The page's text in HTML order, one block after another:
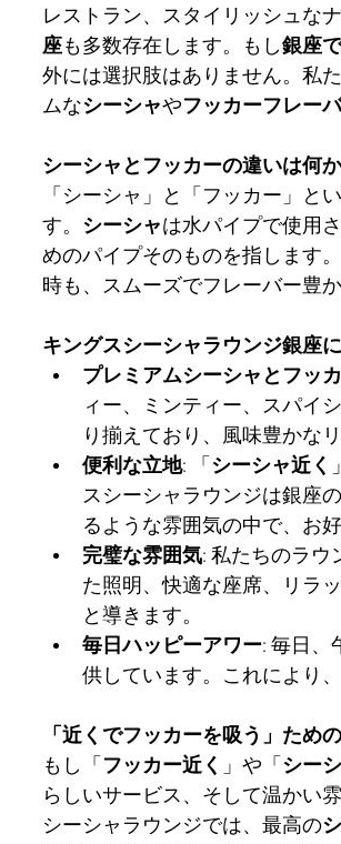
レストラン、スタイリッシュな
座も多数存在します。もし銀座
外には選択肢はありません。私
ムなシーシャやフッカーフレー
シーシャとフッカーの違いは何
「シーシャ」と「フッカー」と
す。 シーシャは水パイプで使用
めのパイプそのものを指します。
時も、スムーズでフレーバー豊
キングスシーシャラウンジ銀座
プレミアムシーシャとフッ
ィー、ミンティー、スパイ
り揃えており、風味豊かな
便利な立地: 「 シーシャ近く
スシーシャラウンジは銀座
るような雰囲気の中で、お
完璧な雰囲気: 私たちのラウ
た照明、快適な座席、リラ
と導きます。
毎日ハッピーアワー: 毎日、
供しています。これにより、
「近くでフッカーを吸う」ため
もし「 フッカー近く 」や「 シー
らしいサービス、そして温かい
シーシャラウンジでは、最高の